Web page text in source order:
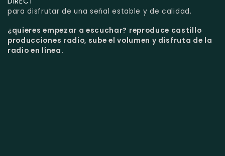
para disfrutar de una señal estable y de calidad.
¿quieres empezar a escuchar? reproduce castillo
producciones radio, sube el volumen y disfruta de la
radio en línea.